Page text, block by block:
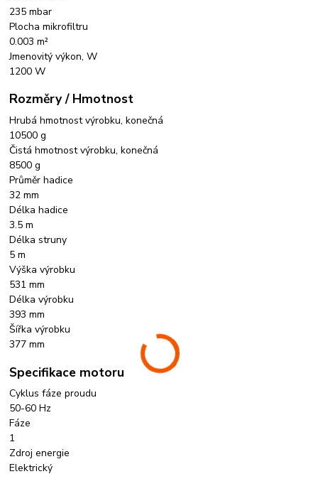
235 mbar
Plocha mikrofiltru
0.003 m²
Jmenovitý výkon, W
1200 W
Rozměry / Hmotnost
Hrubá hmotnost výrobku, konečná
10500 g
Čistá hmotnost výrobku, konečná
8500 g
Průměr hadice
32 mm
Délka hadice
3.5 m
Délka struny
5 m
Výška výrobku
531 mm
Délka výrobku
393 mm
Šířka výrobku
377 mm
Specifikace motoru
Cyklus fáze proudu
50-60 Hz
Fáze
1
Zdroj energie
Elektrický